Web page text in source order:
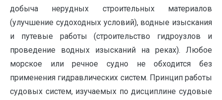
добыча нерудных строительных материалов
(улучшение судоходных условий), водные изыскания
и путевые работы (строительство гидроузлов и
проведение водных изысканий на реках). Любое
морское или речное судно не обходится без
применения гидравлических систем. Принцип работы
судовых систем, изучаемых по дисциплине судовые